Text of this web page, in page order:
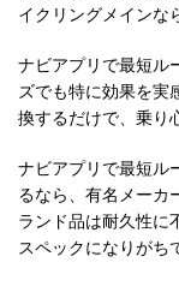
イクリングメインな
ナビアプリで最短ル
ズでも特に効果を実
換するだけで、乗り
ナビアプリで最短ル
るなら、有名メーカ
ランド品は耐久性に
スペックになりがち